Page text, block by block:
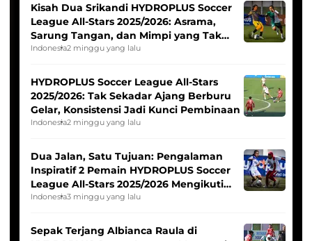
Kisah Dua Srikandi HYDROPLUS Soccer
League All-Stars 2025/2026: Asrama,
Sarung Tangan, dan Mimpi yang Tak
Pernah Padam
Indonesia2 minggu yang lalu
HYDROPLUS Soccer League All-Stars
2025/2026: Tak Sekadar Ajang Berburu
Gelar, Konsistensi Jadi Kunci Pembinaan
Indonesia2 minggu yang lalu
Dua Jalan, Satu Tujuan: Pengalaman
Inspiratif 2 Pemain HYDROPLUS Soccer
League All-Stars 2025/2026 Mengikuti
Seleksi Timnas Indonesia Putri
Indonesia3 minggu yang lalu
Sepak Terjang Albianca Raula di